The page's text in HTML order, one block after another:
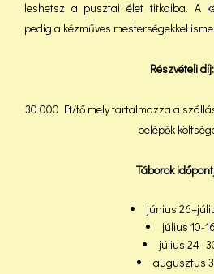
leshetsz a pusztai élet titkaiba. A
pedig a kézműves mesterségekkel
Részvételi díj:
30 000 Ft/fő mely tartalmazza a
belépők
Táborok
június
július 10-
július 24-
augusztus